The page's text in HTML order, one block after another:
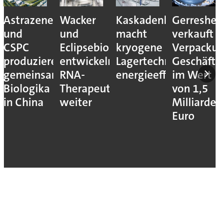
Astrazeneca
und
CSPC
produzieren
gemeinsam
Biologika
in China
Wacker
und
Eclipsebio
entwickeln
RNA-
Therapeutika
weiter
Kaskadenkonzept
macht
kryogene
Lagertechnik
energieeffizienter
verkauft
im Wert
von 1,5
Euro